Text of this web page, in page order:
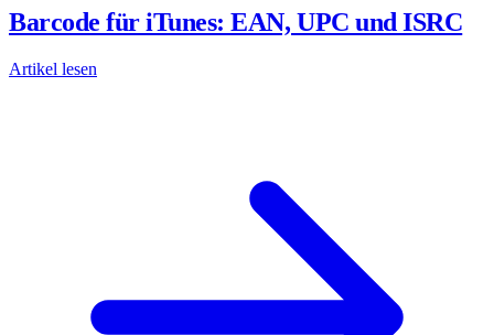
Barcode für iTunes: EAN, UPC und ISRC
Artikel lesen